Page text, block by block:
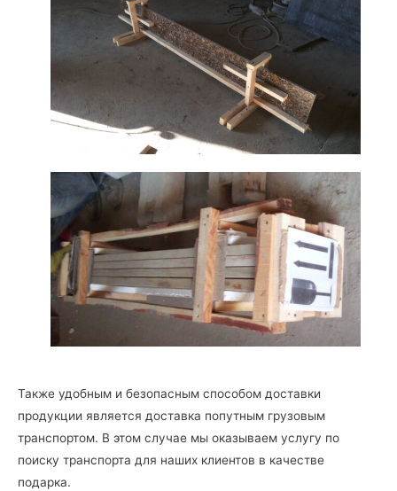
Также удобным и безопасным способом доставки
продукции является доставка попутным грузовым
транспортом. В этом случае мы оказываем услугу по
поиску транспорта для наших клиентов в качестве
подарка.